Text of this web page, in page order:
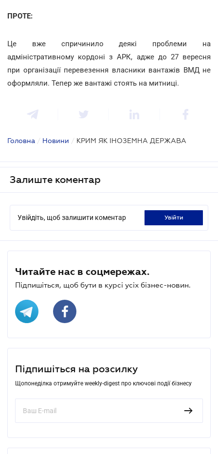
ПРОТЕ:
Це вже спричинило деякі проблеми на
адміністративному кордоні з АРК, адже до 27 вересня
при організації перевезення власники вантажів ВМД не
оформляли. Тепер же вантажі стоять на митниці.
Головна / Новини / КРИМ ЯК ІНОЗЕМНА ДЕРЖАВА
Залиште коментар
Увійдіть, щоб залишити коментар увійти
Читайте нас в соцмережах.
Підпишіться, щоб бути в курсі усіх бізнес-новин.
Підпишіться на розсилку
Щопонеділка отримуйте weekly-digest про ключові події бізнесу